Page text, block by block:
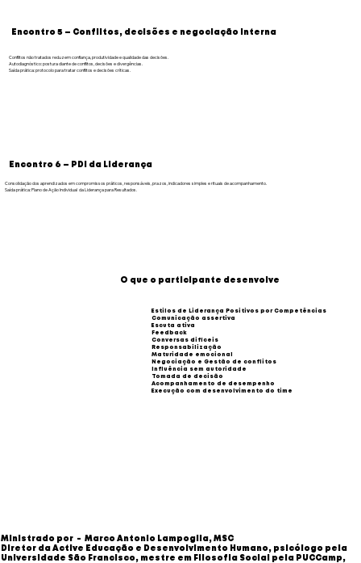
Encontro 5 — Conflitos, decisões e negociação interna
Conflitos não tratados reduzem confiança, produtividade e qualidade das decisões.
Autodiagnóstico: postura diante de conflitos, decisões e divergências.
Saída prática: protocolo para tratar conflitos e decisões críticas.
Encontro 6 — PDI da Liderança
Consolidação dos aprendizados em compromissos práticos, responsáveis, prazos, indicadores simples e rituais de acompanhamento.
Saída prática: Plano de Ação Individual da Liderança para Resultados.
O que o participante desenvolve
Estilos de Liderança Positivos por Competências
Comunicação assertiva
Escuta ativa
Feedback
Conversas difíceis
Responsabilização
Maturidade emocional
Negociação e Gestão de conflitos
Influência sem autoridade
Tomada de decisão
Acompanhamento de desempenho
Execução com desenvolvimento do time
Ministrado por - Marco Antonio Lampoglia, MSC
Diretor da Active Educação e Desenvolvimento Humano, psicólogo pela
Universidade São Francisco, mestre em Filosofia Social pela PUCCamp,